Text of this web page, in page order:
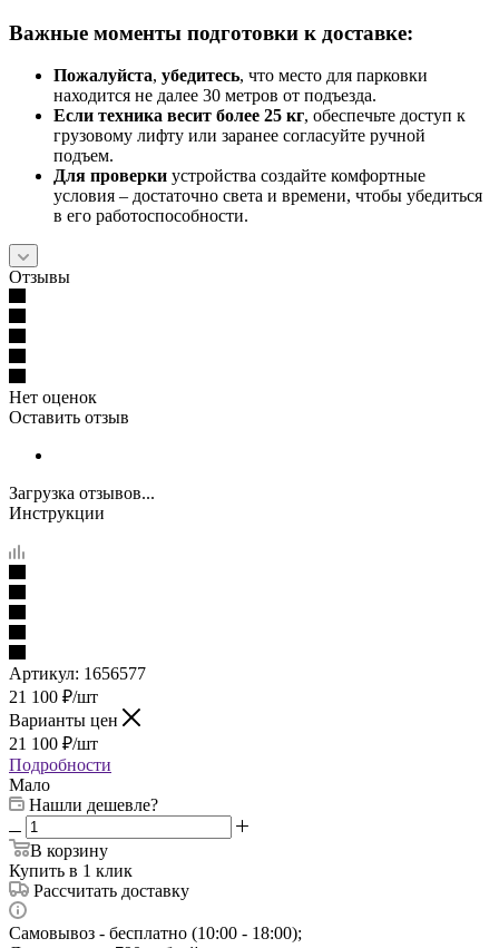
Важные моменты подготовки к доставке:
Пожалуйста, убедитесь, что место для парковки
находится не далее 30 метров от подъезда.
Если техника весит более 25 кг, обеспечьте доступ к
грузовому лифту или заранее согласуйте ручной
подъем.
Для проверки устройства создайте комфортные
условия – достаточно света и времени, чтобы убедиться
в его работоспособности.
Отзывы
Нет оценок
Оставить отзыв
Загрузка отзывов...
Инструкции
Артикул: 1656577
21 100 ₽/шт
Варианты цен
21 100 ₽/шт
Подробности
Мало
Нашли дешевле?
В корзину
Купить в 1 клик
Рассчитать доставку
Самовывоз - бесплатно (10:00 - 18:00);